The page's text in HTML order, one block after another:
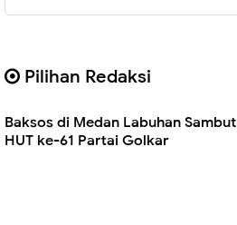
Pilihan Redaksi
Baksos di Medan Labuhan Sambut
HUT ke-61 Partai Golkar